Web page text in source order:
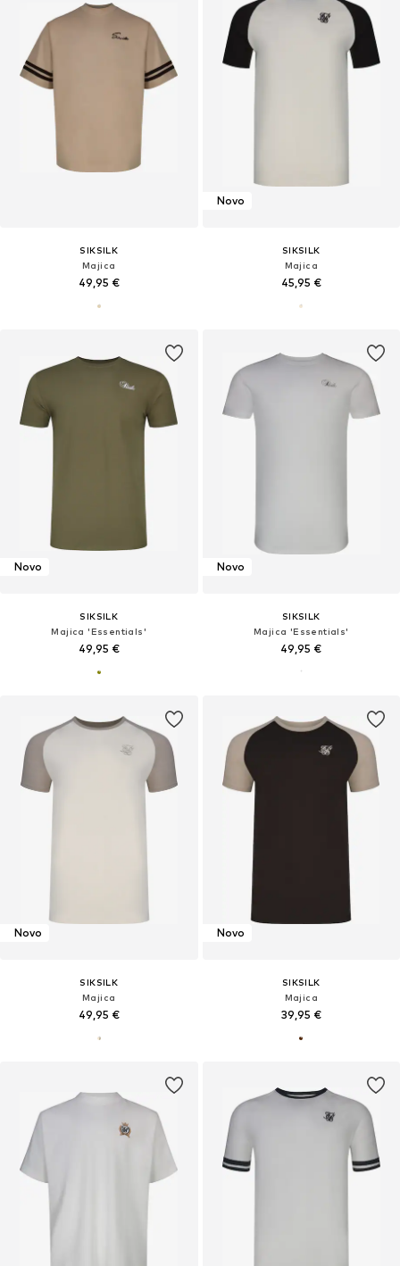
SIKSILK
Majica
49,95 €
Novo
SIKSILK
Majica
45,95 €
Novo
SIKSILK
Majica 'Essentials'
49,95 €
Novo
SIKSILK
Majica 'Essentials'
49,95 €
Novo
SIKSILK
Majica
49,95 €
Novo
SIKSILK
Majica
39,95 €